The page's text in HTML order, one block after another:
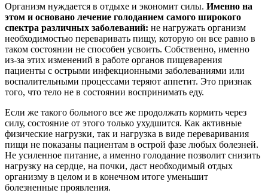
Организм нуждается в отдыхе и экономит силы. Именно на
этом и основано лечение голоданием самого широкого
спектра различных заболеваний: не нагружать организм
необходимостью переваривать пищу, которую он все равно в
таком состоянии не способен усвоить. Собственно, именно
из-за этих изменений в работе органов пищеварения
пациенты с острыми инфекционными заболеваниями или
воспалительными процессами теряют аппетит. Это признак
того, что тело не в состоянии воспринимать еду.
Если же такого больного все же продолжать кормить через
силу, состояние от этого только ухудшится. Как активные
физические нагрузки, так и нагрузка в виде переваривания
пищи не показаны пациентам в острой фазе любых болезней.
Не усиленное питание, а именно голодание позволит снизить
нагрузку на сердце, на почки, даст необходимый отдых
организму в целом и в конечном итоге уменьшит
болезненные проявления.